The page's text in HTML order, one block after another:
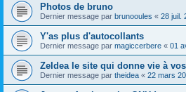
Photos de bruno
Dernier message par brunooules « 28 juil.
Y'as plus d'autocollants
Dernier message par magiccerbere « 01
ZeIdea le site qui donne vie à
Dernier message par theidea « 22 mars